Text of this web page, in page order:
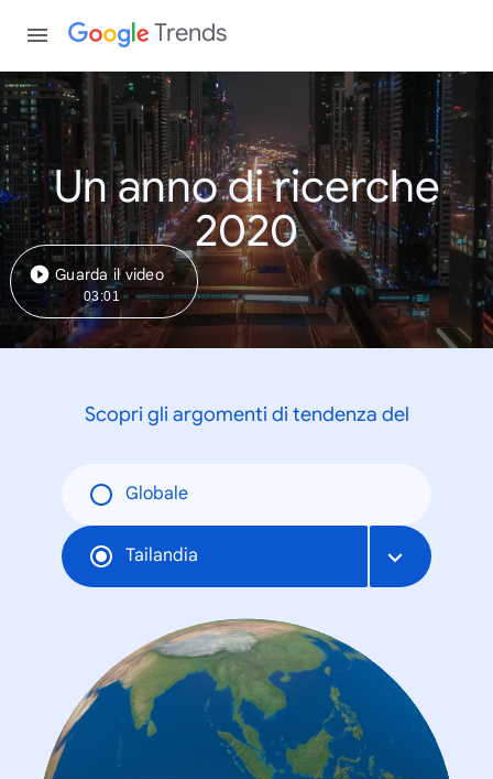
Trends
Un anno di ricerche
2020
Guarda il video
03:01
Scopri gli argomenti di tendenza del
Globale
Tailandia